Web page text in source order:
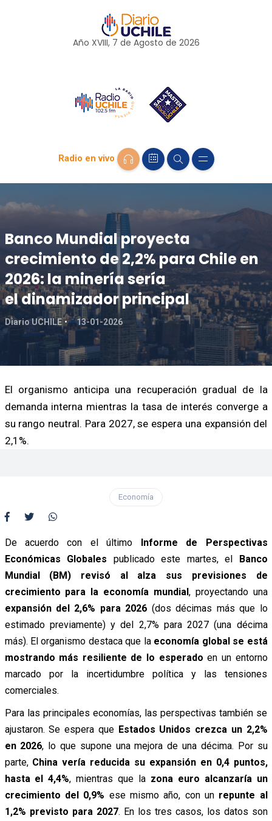
Año XVIII, 7 de Agosto de 2026
Radio en vivo
Banco Mundial proyecta
crecimiento de 2,2% para Chile en
2026: la minería sería
el dinamizador principal
Diario UCHILE 13-01-2026
El organismo anticipa una recuperación gradual de la
demanda interna mientras la tasa de interés converge a
su rango neutral. Para 2027, se espera una expansión del
2,1%.
Economía
De acuerdo con el último Informe de Perspectivas
Económicas Globales publicado este martes, el Banco
Mundial (BM)
revisó al alza sus previsiones de
crecimiento para la economía mundial, proyectando una
expansión del 2,6% para 2026 (dos décimas más que lo
estimado previamente) y del 2,7% para 2027 (una décima
más). El organismo destaca que laeconomía global se está
mostrando más resiliente de lo esperado en un entorno
marcado por la incertidumbre política y las tensiones
comerciales.
Para las principales economías, las perspectivas también se
ajustaron. Se espera que Estados Unidos crezca un 2,2%
en 2026, lo que supone una mejora de una décima. Por su
parte, China vería reducida su expansión en 0,4 puntos,
hasta el 4,4%, mientras que lazona euro alcanzaría un
crecimiento del 0,9% ese mismo año, con un repunte al
1,2% previsto para 2027. En los tres casos, los datos son